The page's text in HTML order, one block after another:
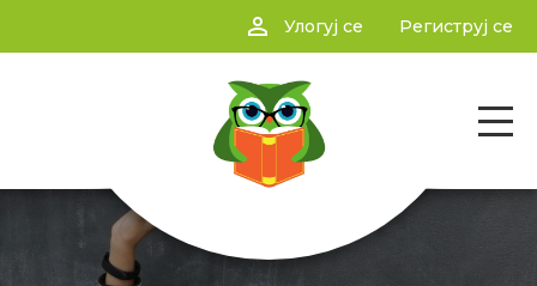
person_outline Улогуј се Региструј се